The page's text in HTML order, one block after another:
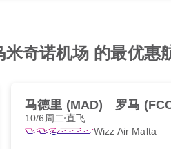
奇诺机场 的最优惠
马德里 (MAD) 罗马
10/6周二 直飞
Wizz Air Malta